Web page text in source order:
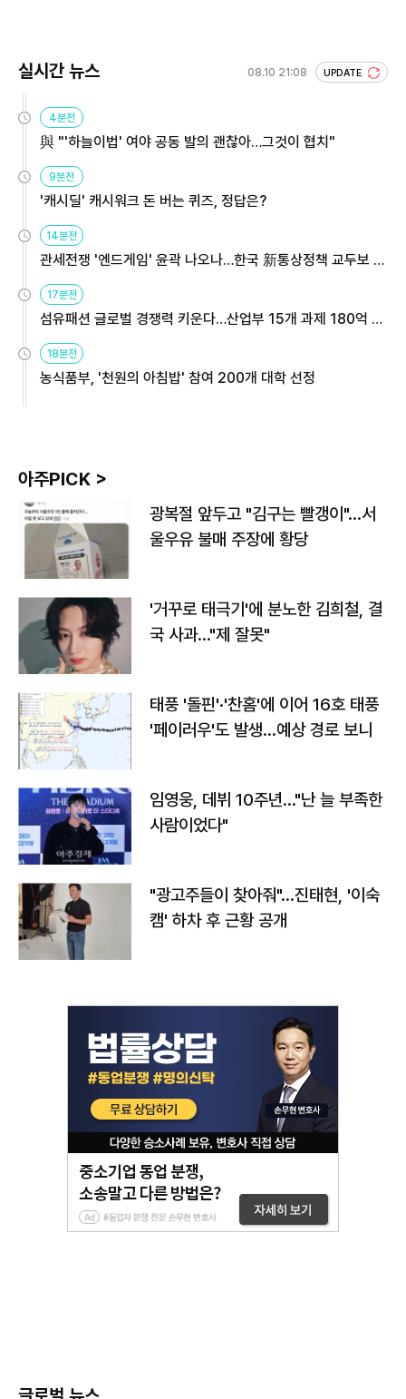
실시간 뉴스 08.10 21:08 UPDATE
4분전
與 "'하늘이법' 여야 공동 발의 괜찮아…그것이 협치"
9분전
'캐시딜' 캐시워크 돈 버는 퀴즈, 정답은?
14분전
관세전쟁 '엔드게임' 윤곽 나오나…한국 新통상정책 교두보 활
용해야
17분전
섬유패션 글로벌 경쟁력 키운다…산업부 15개 과제 180억 지
원
18분전
농식품부, '천원의 아침밥' 참여 200개 대학 선정
아주PICK >
광복절 앞두고 "김구는 빨갱이"…서
울우유 불매 주장에 황당
'거꾸로 태극기'에 분노한 김희철, 결
국 사과…"제 잘못"
태풍 '돌핀'·'찬홈'에 이어 16호 태풍
'페이러우'도 발생…예상 경로 보니
임영웅, 데뷔 10주년…"난 늘 부족한
사람이었다"
"광고주들이 찾아줘"…진태현, '이숙
캠' 하차 후 근황 공개